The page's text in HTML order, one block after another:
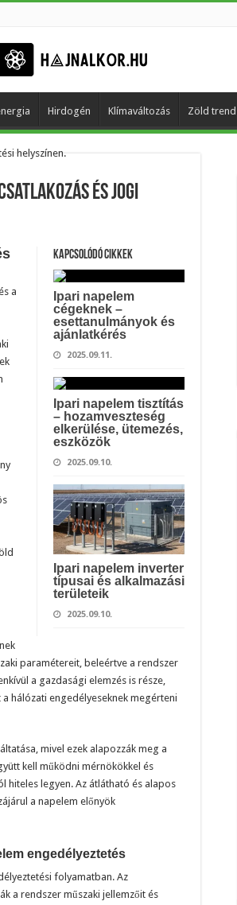
Hirdogén Klímaváltozás Zöld trend
és jogi
Kapcsolódó cikkek
Ipari napelem
cégeknek –
esettanulmányok és
ajánlatkérés
2025.09.11.
Ipari napelem tisztítás
– hozamveszteség
elkerülése, ütemezés,
eszközök
2025.09.10.
Ipari napelem inverter
típusai és alkalmazási
területeik
2025.09.10.
a
paramétereit, beleértve a rendszer
a gazdasági elemzés is része,
hálózati engedélyeseknek megérteni
mivel ezek alapozzák meg a
kell működni mérnökökkel és
hiteles legyen. Az átlátható és alapos
a napelem előnyök
engedélyeztetés
folyamatban. Az
a rendszer műszaki jellemzőit és